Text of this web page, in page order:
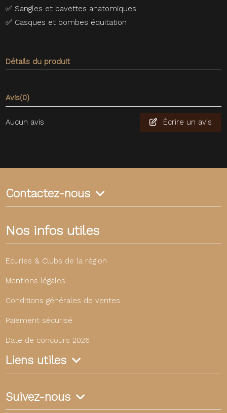
✅ Sangles et bavettes anatomiques
✅ Casques et bombes équitation
Détails du produit
Avis(0)
Aucun avis Écrire un avis
Contactez-nous
Nos infos utiles
Ecuries & Clubs de la région
Mentions légales
Conditions générales de ventes
Paiement sécurisé
Date de concours 2026
Liens utiles
Suivez-nous